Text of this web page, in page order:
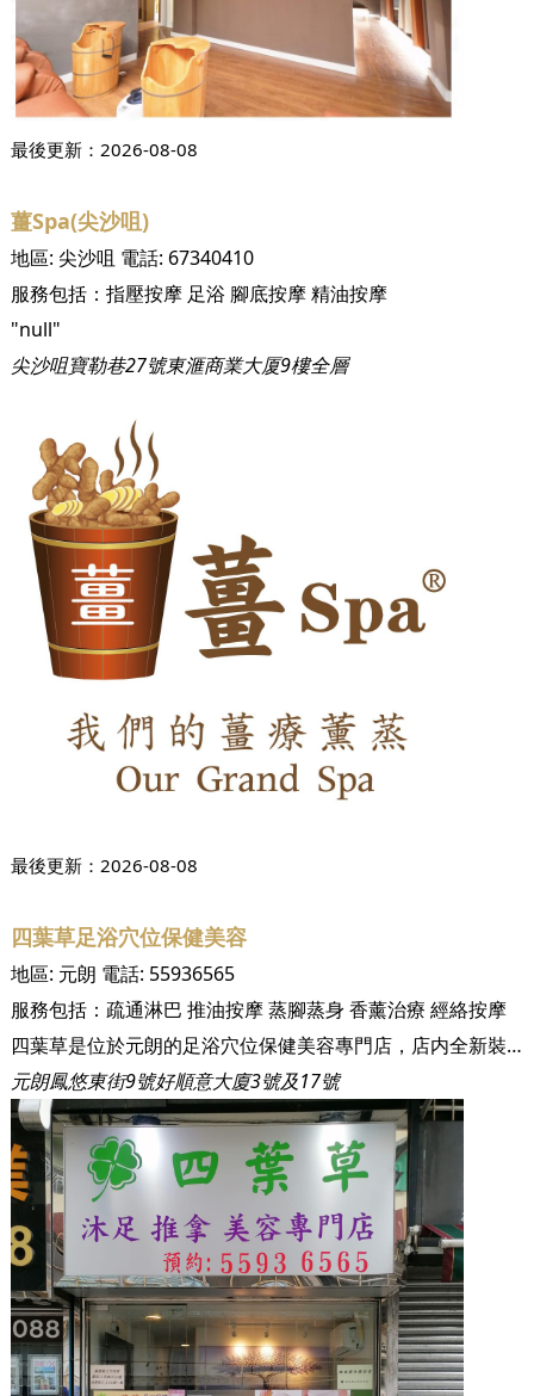
最後更新： 2026-08-08
薑Spa(尖沙咀)
地區: 尖沙咀 電話: 67340410
服務包括： 指壓按摩 足浴 腳底按摩精油按摩
"null"
尖沙咀寶勒巷27號東滙商業大厦9樓全層
最後更新： 2026-08-08
四葉草足浴穴位保健美容
地區: 元朗 電話: 55936565
服務包括： 疏通淋巴 推油按摩蒸腳蒸身香薰治療 經絡按摩
四葉草是位於元朗的足浴穴位保健美容專門店，店内全新裝修，佈置簡約溫馨，環境舒服。四葉草設有獨立房間、雙人房間及洗手間，服務使用本地品牌按摩油及一次性床單，亦嚴格採取防疫抗疫措施。
元朗鳳悠東街9號好順意大廈3號及17號